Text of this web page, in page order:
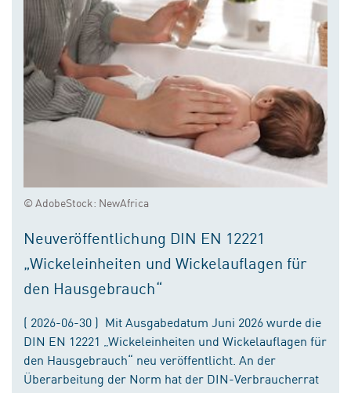
© AdobeStock: NewAfrica
Neuveröffentlichung DIN EN 12221
„Wickeleinheiten und Wickelauflagen für
den Hausgebrauch“
( 2026-06-30 ) Mit Ausgabedatum Juni 2026 wurde die
DIN EN 12221 „Wickeleinheiten und Wickelauflagen für
den Hausgebrauch“ neu veröffentlicht. An der
Überarbeitung der Norm hat der DIN-Verbraucherrat